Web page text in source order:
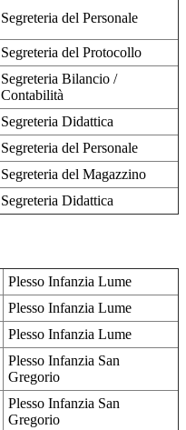
Segreteria del Personale
Segreteria del Protocollo
Segreteria Bilancio /
Contabilità
Segreteria Didattica
Segreteria del Personale
Segreteria del Magazzino
Segreteria Didattica
Plesso Infanzia Lume
Plesso Infanzia Lume
Plesso Infanzia Lume
Plesso Infanzia San
Gregorio
Plesso Infanzia San
Gregorio